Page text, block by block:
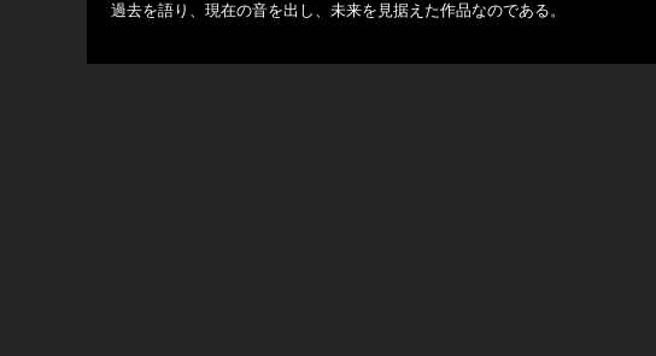
過去を語り、現在の音を出し、未来を見据えた作品なのである。